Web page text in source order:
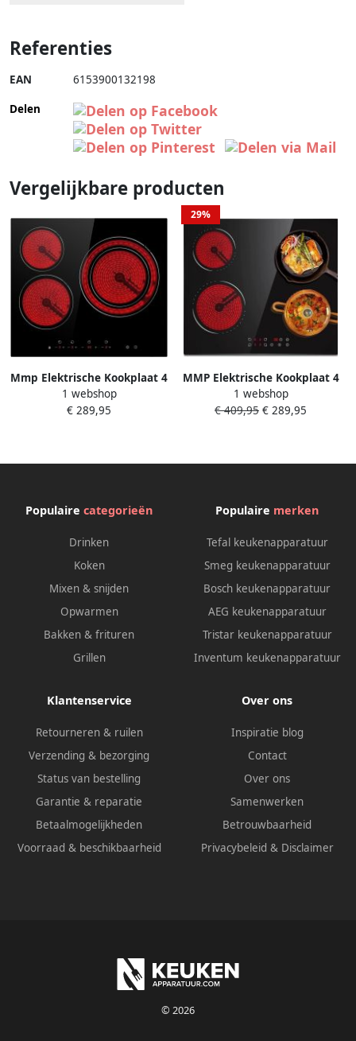
Referenties
EAN 6153900132198
Delen
Vergelijkbare producten
Mmp Elektrische Kookplaat 4
Pits Elektrische Fornuis
Elektrische Kookplaat
52cm x 6cm
1 webshop
€ 289,95
29%
MMP Elektrische Kookplaat 4
Pits Elektrische Fornuis
Elektrische Kookplaat
52cm x 5cm
1 webshop
€ 409,95 € 289,95
Populaire categorieën
Drinken
Koken
Mixen & snijden
Opwarmen
Bakken & frituren
Grillen
Populaire merken
Tefal keukenapparatuur
Smeg keukenapparatuur
Bosch keukenapparatuur
AEG keukenapparatuur
Tristar keukenapparatuur
Inventum keukenapparatuur
Klantenservice
Retourneren & ruilen
Verzending & bezorging
Status van bestelling
Garantie & reparatie
Betaalmogelijkheden
Voorraad & beschikbaarheid
Over ons
Inspiratie blog
Contact
Over ons
Samenwerken
Betrouwbaarheid
Privacybeleid & Disclaimer
© 2026